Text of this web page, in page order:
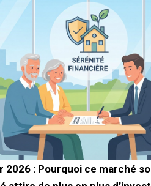
2026 : Pourquoi ce marché